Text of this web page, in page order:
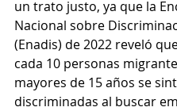
un trato justo, ya que la
Nacional sobre
(Enadis) de 2022 reveló
cada 10 personas
mayores de 15 años se
discriminadas al buscar